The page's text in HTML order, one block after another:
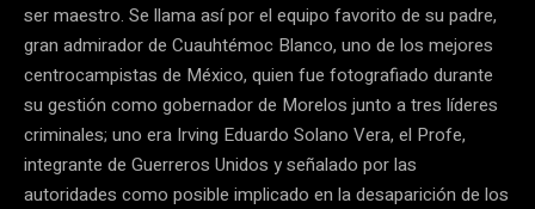
ser maestro. Se llama así por el equipo favorito de su padre,
gran admirador de Cuauhtémoc Blanco, uno de los mejores
centrocampistas de México, quien fue fotografiado durante
su gestión como gobernador de Morelos junto a tres líderes
criminales; uno era Irving Eduardo Solano Vera, el Profe,
integrante de Guerreros Unidos y señalado por las
autoridades como posible implicado en la desaparición de los